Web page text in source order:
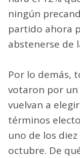
ningún
partido ahora
abstenerse de
Por lo demás,
votaron por
vuelvan a
términos
uno de los
octubre. De